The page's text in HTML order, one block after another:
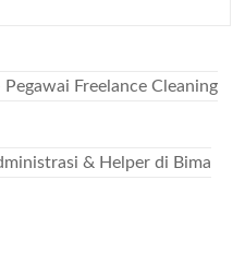
Freelance Cleaning
& Helper di Bima